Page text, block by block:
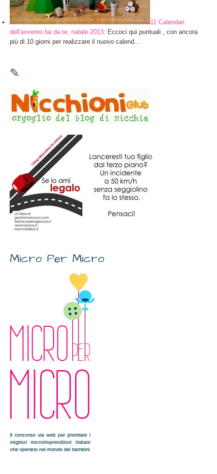
11 Calendari
dell'avvento fai da te, natale 2013: Eccoci qui puntuali , con ancora
più di 10 giorni per realizzare il nuovo calend...
✎
Micro Per Micro